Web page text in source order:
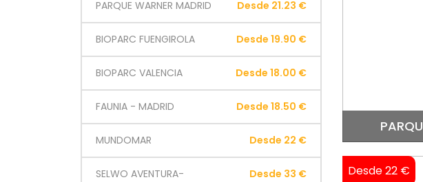
PARQUE WARNER MADRID Desde 21.23 €
BIOPARC FUENGIROLA Desde 19.90 €
BIOPARC VALENCIA Desde 18.00 €
FAUNIA - MADRID Desde 18.50 €
MUNDOMAR Desde 22 €
SELWO AVENTURA-
Desde 33 € Desde 22 €